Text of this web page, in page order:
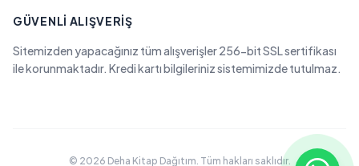
GÜVENLI ALIŞVERIŞ
Sitemizden yapacağınız tüm alışverişler 256-bit SSL sertifikası
ile korunmaktadır. Kredi kartı bilgileriniz sistemimizde tutulmaz.
© 2026 Deha Kitap Dağıtım. Tüm hakları saklıdır.